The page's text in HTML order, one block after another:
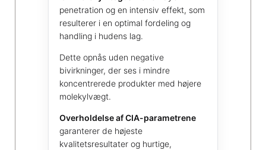
penetration og en intensiv effekt, som
resulterer i en optimal fordeling og
handling i hudens lag.
Dette opnås uden negative
bivirkninger, der ses i mindre
koncentrerede produkter med højere
molekylvægt.
Overholdelse af CIA-parametrene
garanterer de højeste
kvalitetsresultater og hurtige,